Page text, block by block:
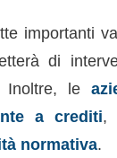
importanti
di
Inoltre, le
a crediti,
normativa.